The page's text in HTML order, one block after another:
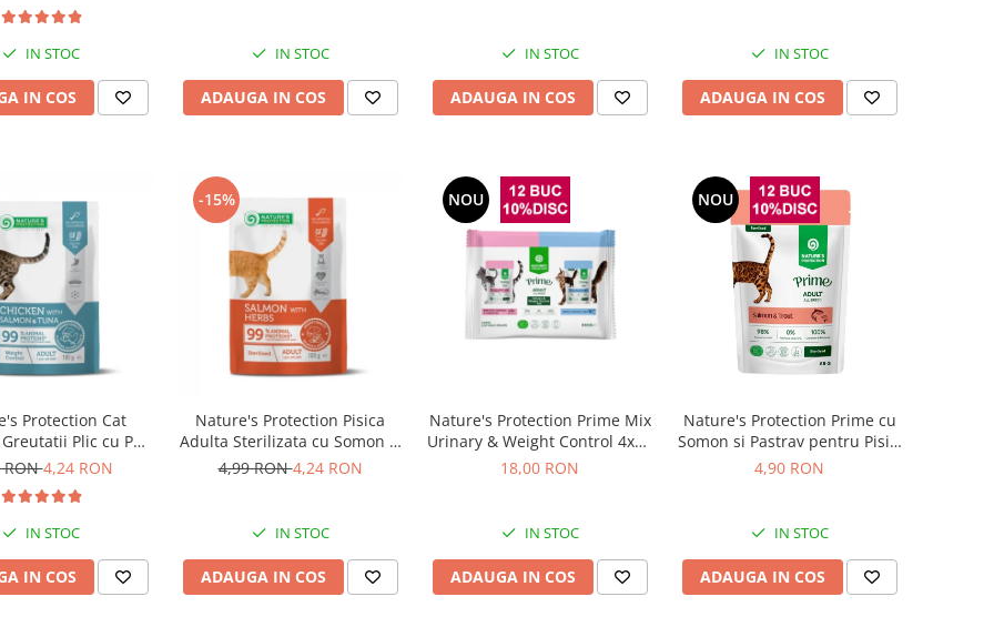
IN STOC
IN COS
IN STOC
ADAUGA IN COS
IN STOC
ADAUGA IN COS
IN STOC
ADAUGA IN COS
Protection Cat
Plic cu Pui,
si Ton 100 G
RON4,24 RON
IN STOC
IN COS
-15%
Nature's Protection Pisica
Adulta Sterilizata cu Somon si
Ierburi 100 Gr
4,99 RON4,24 RON
IN STOC
ADAUGA IN COS
NOU
Nature's Protection Prime Mix
Urinary & Weight Control 4x85
Gr
18,00 RON
IN STOC
ADAUGA IN COS
NOU
Nature's Protection Prime cu
Somon si Pastrav pentru Pisici
Sterilizate 85 Gr
4,90 RON
IN STOC
ADAUGA IN COS